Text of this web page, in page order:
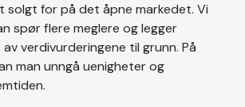
solgt for på det åpne markedet. Vi
spør flere meglere og legger
verdivurderingene til grunn. På
man unngå uenigheter og